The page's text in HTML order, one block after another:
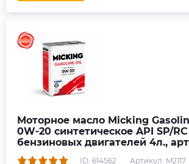
Моторное масло Micking
0W-20 синтетическое API SP/
бензиновых двигателей 4л., арт
ID: 614562 Артикул: M2117